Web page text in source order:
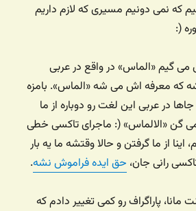
که نمی دونیم مسیری که لازم داریم
(:
گیم «الماس» در واقع در عربی
که معرفه اش می شه «الماس». بامزه
در عربی این لغت رو دوباره از ما
گن «الالماس» (: ماجرای تاکسی خطی
از ما گرفتن و حالا وقتشه ما یه بار
رانی جان، حق ایده فراموش نشه.
پاراگراف رو کمی تغییر دادم که